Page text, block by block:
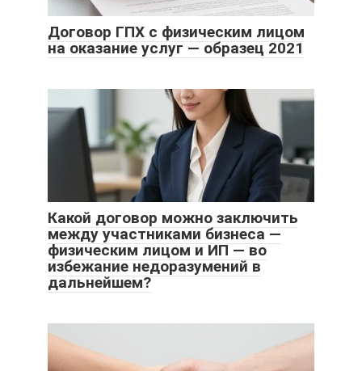
Договор ГПХ с физическим лицом
на оказание услуг — образец 2021
Какой договор можно заключить
между участниками бизнеса —
физическим лицом и ИП — во
избежание недоразумений в
дальнейшем?